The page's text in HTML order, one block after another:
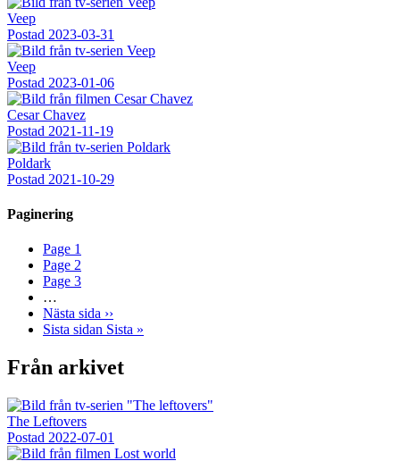
Veep
Postad 2023-03-31
Veep
Postad 2023-01-06
Cesar Chavez
Postad 2021-11-19
Poldark
Postad 2021-10-29
Paginering
Page 1
Page 2
Page 3
…
Nästa sida ››
Sista sidan Sista »
Från arkivet
The Leftovers
Postad 2022-07-01